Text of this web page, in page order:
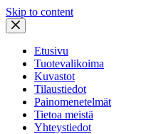
Skip to content
Etusivu
Tuotevalikoima
Kuvastot
Tilaustiedot
Painomenetelmät
Tietoa meistä
Yhteystiedot